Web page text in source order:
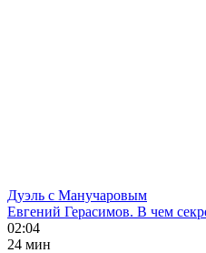
Дуэль с Манучаровым
Евгений Герасимов. В чем
02:04
24 мин